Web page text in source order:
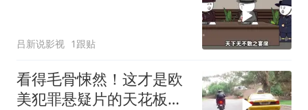
吕新说影视 1跟贴
看得毛骨悚然！这才是欧
美犯罪悬疑片的天花板，